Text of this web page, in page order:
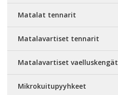
Matalat tennarit
Matalavartiset tennarit
Matalavartiset vaelluskengät
Mikrokuitupyyhkeet